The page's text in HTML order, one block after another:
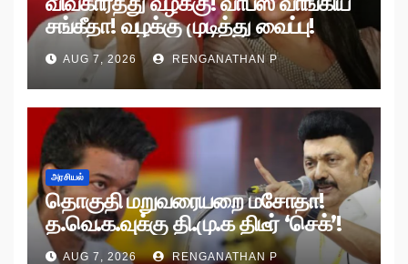
சங்கீதா! வழக்கு முடித்து வைப்பு!
AUG 7, 2026 RENGANATHAN P
அரசியல்
தொகுதி மறுவரையறை மசோதா!
த.வெ.க.வுக்கு தி.மு.க திடீர் ‘செக்’!
AUG 7, 2026 RENGANATHAN P